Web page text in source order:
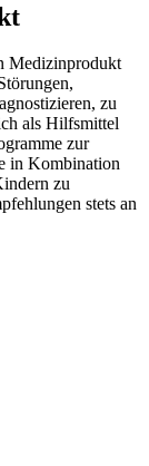
Medizinprodukt
zu
als Hilfsmittel
zur
in Kombination
zu
stets an